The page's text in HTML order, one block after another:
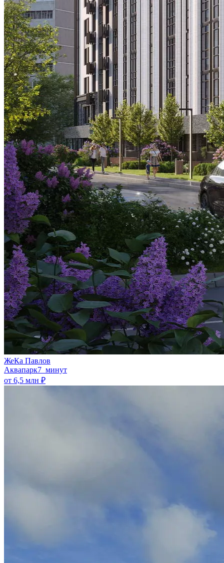
ЖеКа Павлов
Аквапарк7 минут
от 6,5 млн ₽